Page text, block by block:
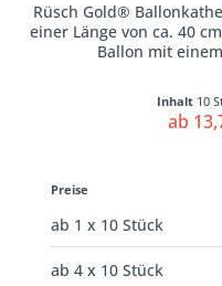
Rüsch Gold®
einer Länge von ca. 40
Ballon mit
Inhalt 10
ab
Preise
ab 1x 10 Stück
ab 4x 10 Stück